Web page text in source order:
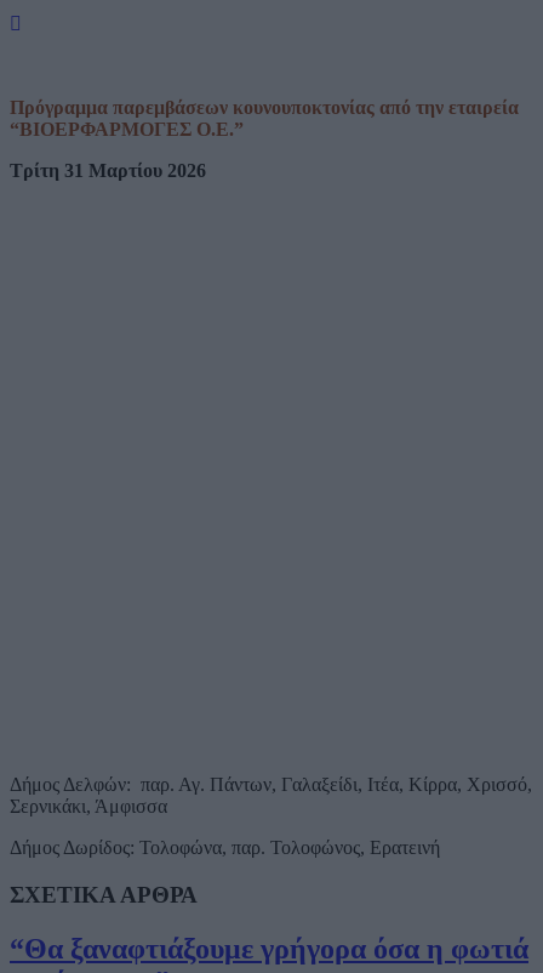
Πρόγραμμα παρεμβάσεων κουνουποκτονίας από την εταιρεία
“ΒΙΟΕΡΦΑΡΜΟΓΕΣ Ο.Ε.”
Τρίτη 31 Μαρτίου 2026
Δήμος Δελφών: παρ. Αγ. Πάντων, Γαλαξείδι, Ιτέα, Κίρρα, Χρισσό,
Σερνικάκι, Άμφισσα
Δήμος Δωρίδος: Τολοφώνα, παρ. Τολοφώνος, Ερατεινή
ΣΧΕΤΙΚΑ ΑΡΘΡΑ
“Θα ξαναφτιάξουμε γρήγορα όσα η φωτιά